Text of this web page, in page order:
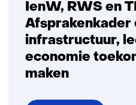
IenW, RWS en
Afsprakenkader
infrastructuur,
economie
maken